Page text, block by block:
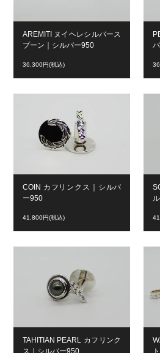
AREMITI ヌイヘレシルバース
プーン｜シルバー950
36,300円(税込)
COIN カフリンクス｜シルバ
ー950
41,800円(税込)
TAHITIAN PEARL カフリンク
ス｜シルバー950